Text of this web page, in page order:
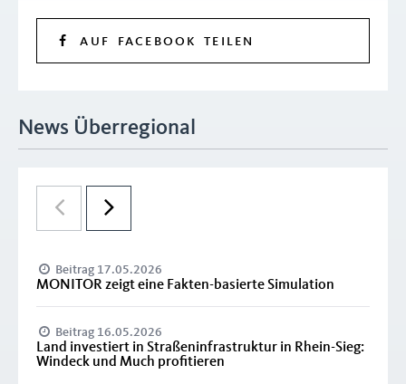
AUF FACEBOOK TEILEN
News Überregional
Beitrag 17.05.2026
MONITOR zeigt eine Fakten-basierte Simulation
Beitrag 16.05.2026
Land investiert in Straßeninfrastruktur in Rhein-Sieg:
Windeck und Much profitieren